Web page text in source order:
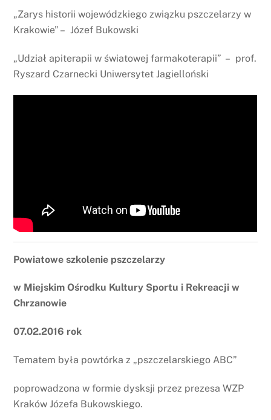
„Zarys historii wojewódzkiego związku pszczelarzy w
Krakowie” – Józef Bukowski
„Udział apiterapii w światowej farmakoterapii” – prof.
Ryszard Czarnecki Uniwersytet Jagielloński
Powiatowe szkolenie pszczelarzy
w Miejskim Ośrodku Kultury Sportu i Rekreacji w
Chrzanowie
07.02.2016 rok
Tematem była powtórka z „pszczelarskiego ABC”
poprowadzona w formie dysksji przez prezesa WZP
Kraków Józefa Bukowskiego.